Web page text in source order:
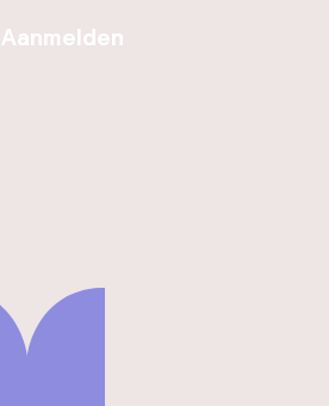
Aanmelden